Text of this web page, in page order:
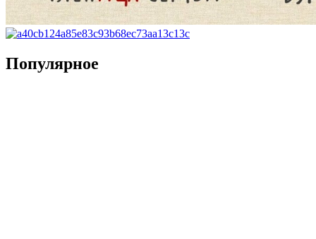
Популярное